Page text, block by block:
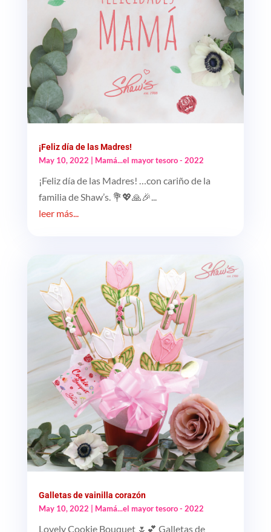
¡Feliz día de las Madres!
May 10, 2022 | Mamá...el mayor tesoro - 2022
¡Feliz día de las Madres! …con cariño de la
familia de Shaw’s. 💐💖🙏🎉...
leer más...
Galletas de vainilla corazón
May 10, 2022
Mamá...el mayor tesoro - 2022
Lovely Cookie Bouquet 🌷💕 Galletas de